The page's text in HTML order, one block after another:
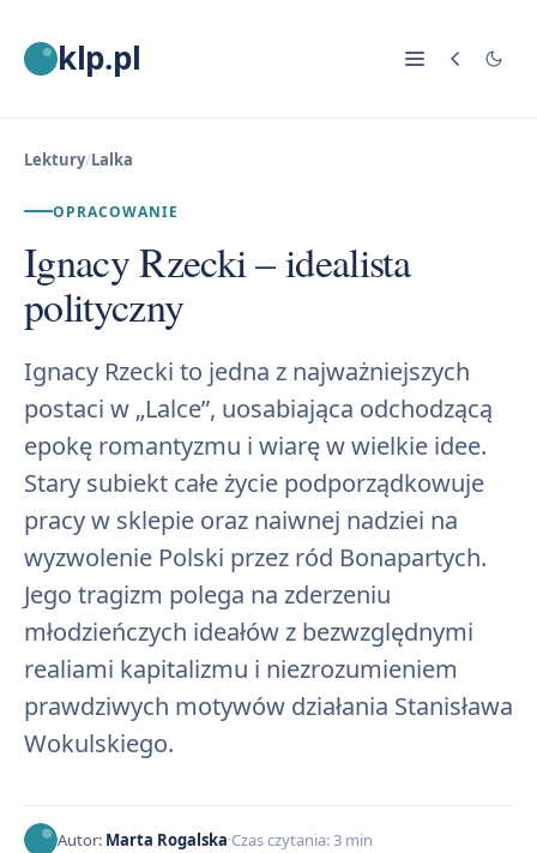
klp.pl
Lektury/Lalka
OPRACOWANIE
Ignacy Rzecki – idealista
polityczny
Ignacy Rzecki to jedna z najważniejszych
postaci w „Lalce”, uosabiająca odchodzącą
epokę romantyzmu i wiarę w wielkie idee.
Stary subiekt całe życie podporządkowuje
pracy w sklepie oraz naiwnej nadziei na
wyzwolenie Polski przez ród Bonapartych.
Jego tragizm polega na zderzeniu
młodzieńczych ideałów z bezwzględnymi
realiami kapitalizmu i niezrozumieniem
prawdziwych motywów działania Stanisława
Wokulskiego.
Autor: Marta Rogalska Czas czytania: 3 min